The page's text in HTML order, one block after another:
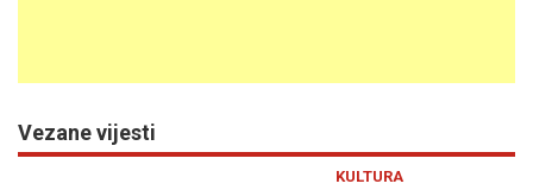
Vezane vijesti